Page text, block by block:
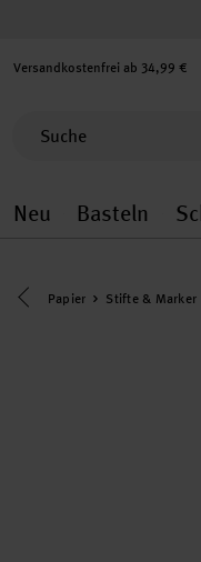
Versandkostenfrei ab 34,99 €
Neu
Neu
Basteln
Eine Kategorie
Papier Stifte & Marker